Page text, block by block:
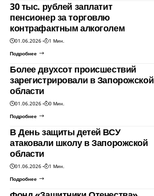
30 тыс. рублей заплатит
пенсионер за торговлю
контрафактным алкоголем
01.06.2026
1 Мин.
Подробнее
Более двухсот происшествий
зарегистрировали в Запорожской
области
01.06.2026
0 Мин.
Подробнее
В День защиты детей ВСУ
атаковали школу в Запорожской
области
01.06.2026
1 Мин.
Подробнее